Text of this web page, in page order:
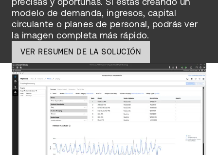
modelo de demanda, ingresos, capital
circulante o planes de personal, podrás ver
la imagen completa más rápido.
VER RESUMEN DE LA SOLUCIÓN